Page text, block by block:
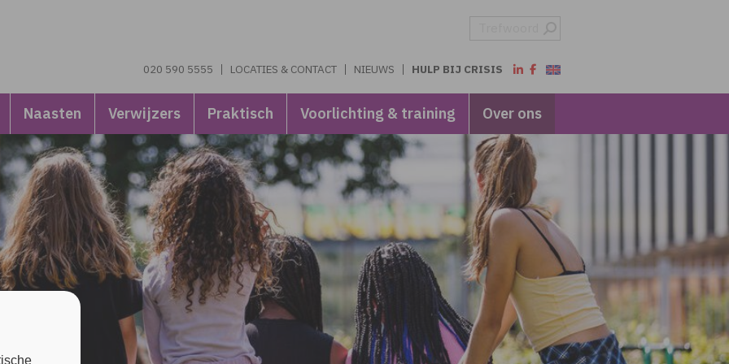
020 590 5555 LOCATIES & CONTACT NIEUWS HULP BIJ CRISIS
Naasten Verwijzers Praktisch Voorlichting & training Over ons